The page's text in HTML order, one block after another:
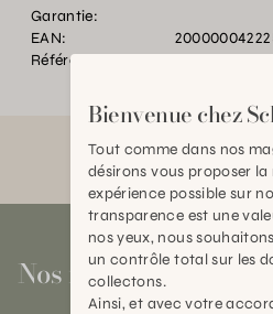
Garantie:
EAN:
Référence:
Nos magasins
Bienvenue chez
Tout comme dans nos
désirons vous proposer la
expérience possible sur
transparence est une
nos yeux, nous
un contrôle total sur les
collectons.
Ainsi, et avec votre